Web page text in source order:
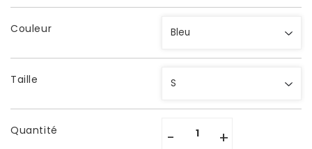
Unit
price
Couleur
Taille
Quantité - +